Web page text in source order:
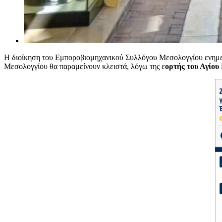
Η διοίκηση του Εμποροβιομηχανικού Συλλόγου Μεσολογγίου
Μεσολογγίου θα παραμείνουν κλειστά, λόγω της εορτής του